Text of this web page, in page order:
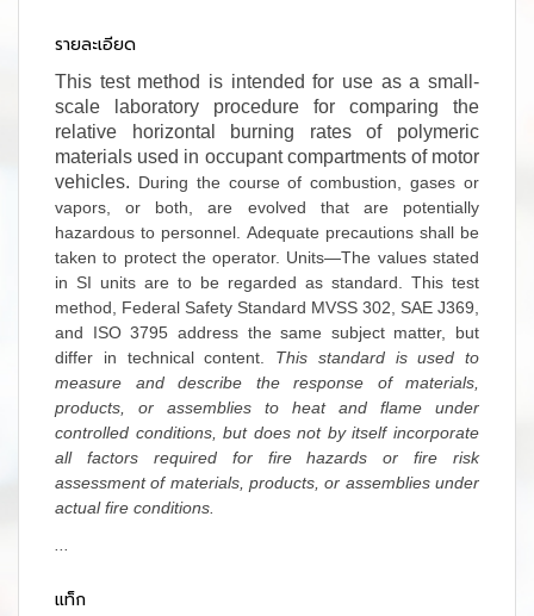
รายละเอียด
This test method is intended for use as a small-
scale laboratory procedure for comparing the
relative horizontal burning rates of polymeric
materials used in occupant compartments of motor
vehicles. During the course of combustion, gases or
vapors, or both, are evolved that are potentially
hazardous to personnel. Adequate precautions shall be
taken to protect the operator. Units—The values stated
in SI units are to be regarded as standard. This test
method, Federal Safety Standard MVSS 302, SAE J369,
and ISO 3795 address the same subject matter, but
differ in technical content. This standard is used to
measure and describe the response of materials,
products, or assemblies to heat and flame under
controlled conditions, but does not by itself incorporate
all factors required for fire hazards or fire risk
assessment of materials, products, or assemblies under
actual fire conditions.
แท็ก